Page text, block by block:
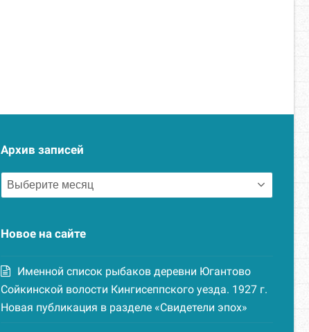
Архив записей
Архив
записей
Новое на сайте
Именной список рыбаков деревни Югантово
Сойкинской волости Кингисеппского уезда. 1927 г.
Новая публикация в разделе «Свидетели эпох»